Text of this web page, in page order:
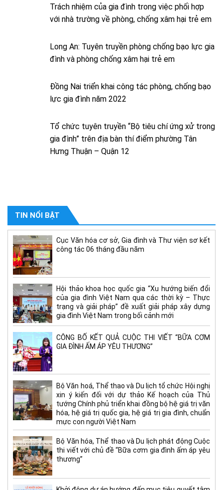
Trách nhiệm của gia đình trong việc phối hợp
với nhà trường về phòng, chống xâm hại trẻ em
Long An: Tuyên truyền phòng chống bạo lực gia
đình và phòng chống xâm hại trẻ em
Đồng Nai triển khai công tác phòng, chống bạo
lực gia đình năm 2022
Tổ chức tuyên truyền “Bộ tiêu chí ứng xử trong
gia đình” trên địa bàn thí điểm phường Tân
Hưng Thuận – Quận 12
TIN NỔI BẬT
Cục Văn hóa cơ sở, Gia đình và Thư viện sơ kết
công tác 06 tháng đầu năm
Hội thảo khoa học quốc gia “Xu hướng biến đổi
của gia đình Việt Nam qua các thời kỳ – Thực
trạng và giải pháp” đề xuất giải pháp xây dựng
gia đình Việt Nam trong bối cảnh mới
CÔNG BỐ KẾT QUẢ CUỘC THI VIẾT “BỮA CƠM
GIA ĐÌNH ẤM ÁP YÊU THƯƠNG”
Bộ Văn hoá, Thể thao và Du lịch tổ chức Hội nghị
xin ý kiến đối với dự thảo Kế hoạch của Thủ
tướng Chính phủ triển khai đồng bộ hệ giá trị văn
hóa, hệ giá trị quốc gia, hệ giá trị gia đình, chuẩn
mực con người Việt Nam
Bộ Văn hóa, Thể thao và Du lịch phát động Cuộc
thi viết với chủ đề “Bữa cơm gia đình ấm áp yêu
thương”